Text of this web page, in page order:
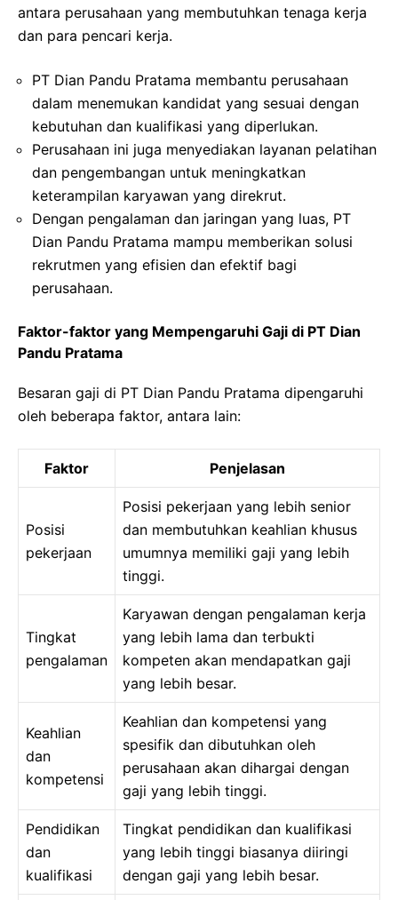
antara perusahaan yang membutuhkan tenaga kerja
dan para pencari kerja.
PT Dian Pandu Pratama membantu perusahaan
dalam menemukan kandidat yang sesuai dengan
kebutuhan dan kualifikasi yang diperlukan.
Perusahaan ini juga menyediakan layanan pelatihan
dan pengembangan untuk meningkatkan
keterampilan karyawan yang direkrut.
Dengan pengalaman dan jaringan yang luas, PT
Dian Pandu Pratama mampu memberikan solusi
rekrutmen yang efisien dan efektif bagi
perusahaan.
Faktor-faktor yang Mempengaruhi Gaji di PT Dian
Pandu Pratama
Besaran gaji di PT Dian Pandu Pratama dipengaruhi
oleh beberapa faktor, antara lain:
Faktor Penjelasan
Posisi
pekerjaan
Posisi pekerjaan yang lebih senior
dan membutuhkan keahlian khusus
umumnya memiliki gaji yang lebih
tinggi.
Tingkat
pengalaman
Karyawan dengan pengalaman kerja
yang lebih lama dan terbukti
kompeten akan mendapatkan gaji
yang lebih besar.
Keahlian
dan
kompetensi
Keahlian dan kompetensi yang
spesifik dan dibutuhkan oleh
perusahaan akan dihargai dengan
gaji yang lebih tinggi.
Pendidikan
dan
kualifikasi
Tingkat pendidikan dan kualifikasi
yang lebih tinggi biasanya diiringi
dengan gaji yang lebih besar.